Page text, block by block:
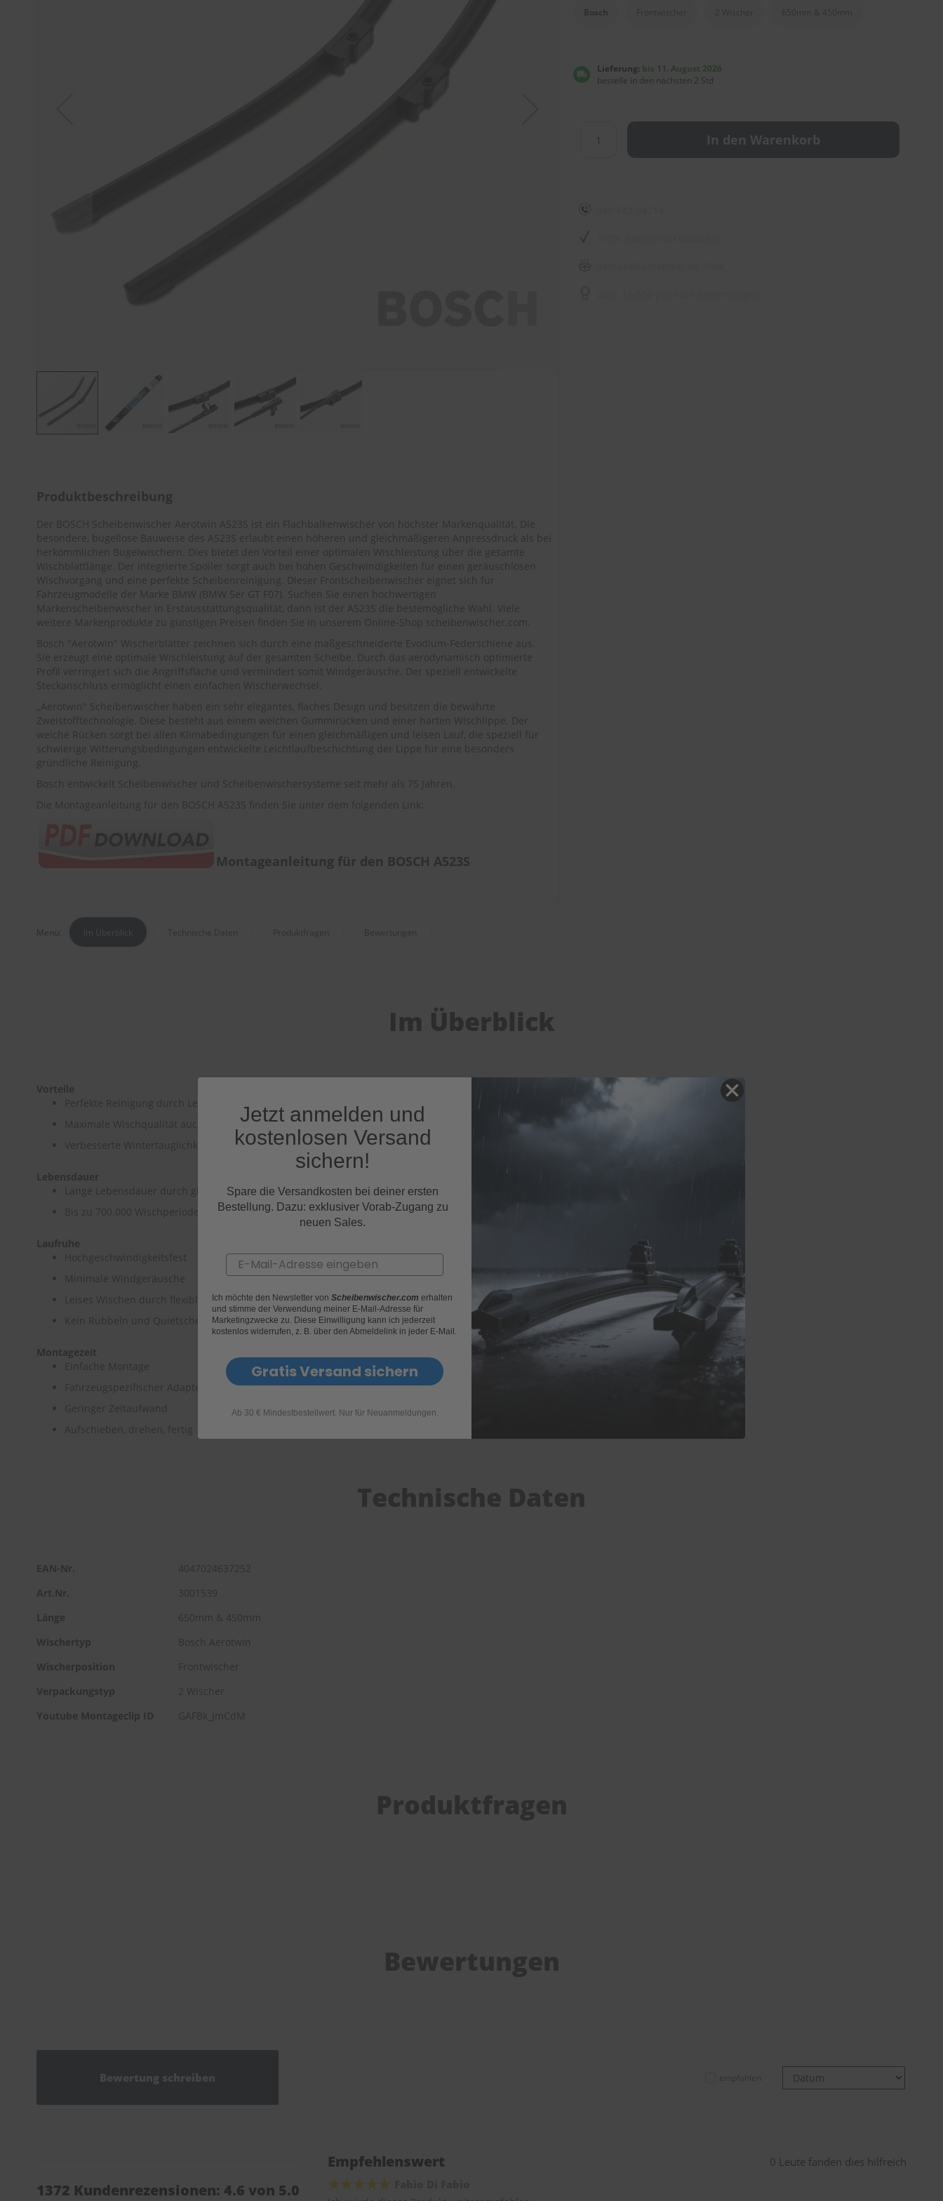
Bildergalerie
springen
Lieferung: bis 11. August 2026
bestelle in den nächsten 2 Std
In den Warenkorb
Produktbeschreibung
Der BOSCH Scheibenwischer Aerotwin A523S ist ein Flachbalkenwischer von höchster Markenqualität. Die
besondere, bügellose Bauweise des A523S erlaubt einen höheren und gleichmäßigeren Anpressdruck als bei
herkömmlichen Bügelwischern. Dies bietet den Vorteil einer optimalen Wischleistung über die gesamte
Wischblattlänge. Der integrierte Spoiler sorgt auch bei hohen Geschwindigkeiten für einen geräuschlosen
Wischvorgang und eine perfekte Scheibenreinigung. Dieser Frontscheibenwischer eignet sich für
Fahrzeugmodelle der Marke BMW ( BMW 5er GT F07 ). Suchen Sie einen hochwertigen
Markenscheibenwischer in Erstausstattungsqualität, dann ist der A523S die bestemögliche Wahl. Viele
weitere Markenprodukte zu günstigen Preisen finden Sie in unserem Online-Shop scheibenwischer.com
Bosch "Aerotwin" Wischerblätter zeichnen sich durch eine maßgeschneiderte Evodium-Federschiene aus.
Sie erzeugt eine optimale Wischleistung auf der gesamten Scheibe. Durch das aerodynamisch optimierte
Profil verringert sich die Angriffsfläche und vermindert somit Windgeräusche. Der speziell entwickelte
Steckanschluss ermöglicht einen einfachen Wischerwechsel.
„Aerotwin" Scheibenwischer haben ein sehr elegantes, flaches Design und besitzen die bewährte
Zweistofftechnologie. Diese besteht aus einem weichen Gummirücken und einer harten Wischlippe. Der
weiche Rücken sorgt bei allen Klimabedingungen für einen gleichmäßigen und leisen Lauf, die speziell für
schwierige Witterungsbedingungen entwickelte Leichtlaufbeschichtung der Lippe für eine besonders
gründliche Reinigung.
Bosch entwickelt Scheibenwischer und Scheibenwischersysteme seit mehr als 75 Jahren.
Die Montageanleitung für den BOSCH A523S finden Sie unter dem folgenden Link:
Montageanleitung für den BOSCH A523S
Menü: Im Überblick Technische Daten Produktfragen Bewertungen
Im Überblick
Vorteile
Perfekte Reinigung durch Leichtlaufbeschichtung
Maximale Wischqualität auch bei hoher Geschwindigkeit
Verbesserte Wintertauglichkeit
Lebensdauer
Lange Lebensdauer durch gleichmäßigen Anpressdruck und verschleißfeste Wischkante
Bis zu 700.000 Wischperioden
Laufruhe
Hochgeschwindigkeitsfest
Minimale Windgeräusche
Leises Wischen durch flexiblen Gummirücken
Kein Rubbeln und Quietschen
Montagezeit
Einfache Montage
Fahrzeugspezifischer Adapter ist vormontiert
Geringer Zeitaufwand
Aufschieben, drehen, fertig
Technische Daten
EAN-Nr.
4047024637252
Art.Nr.
3001539
Länge
650mm & 450mm
Wischertyp
Bosch Aerotwin
Wischerposition
Frontwischer
Verpackungstyp
2 Wischer
Youtube Montageclip ID
GAFBk_JmCdM
Produktfragen
Bewertungen
Bewertung schreiben
1372 Kundenrezensionen: 4.6 von 5.0
Empfehlenswert
0 Leute fanden dies hilfreich
Jetzt anmelden und
kostenlosen Versand
sichern!
Spare die Versandkosten bei deiner ersten
Bestellung. Dazu: exklusiver Vorab-Zugang zu
neuen Sales.
Email
Ich möchte den Newsletter von Scheibenwischer.com erhalten
und stimme der Verwendung meiner E-Mail-Adresse für
Marketingzwecke zu. Diese Einwilligung kann ich jederzeit
kostenlos widerrufen, z. B. über den Abmeldelink in jeder E-Mail.
Gratis Versand sichern
Ab 30 € Mindestbestellwert. Nur für Neuanmeldungen.